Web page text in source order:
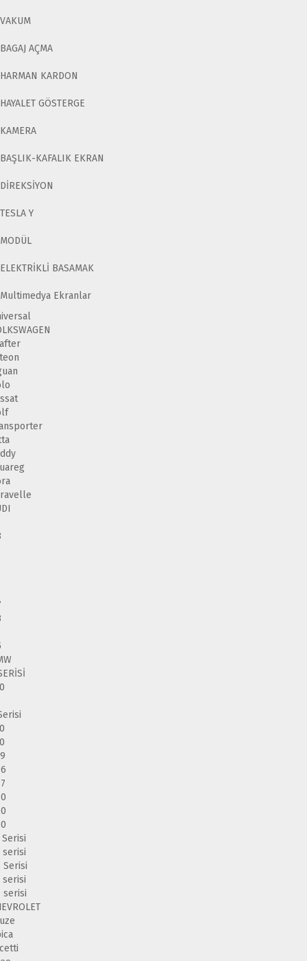
VAKUM
BAGAJ AÇMA
HARMAN KARDON
HAYALET GÖSTERGE
KAMERA
BAŞLIK-KAFALIK EKRAN
DİREKSİYON
TESLA Y
MODÜL
ELEKTRİKLİ BASAMAK
Multimedya Ekranlar
Serisi
serisi
Serisi
serisi
serisi